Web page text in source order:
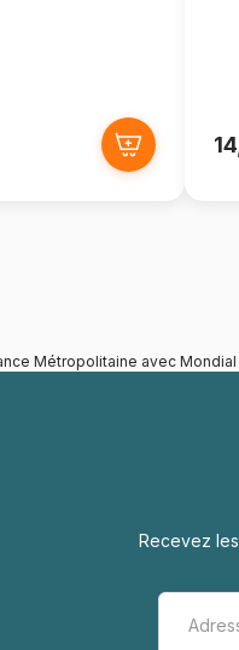
Métropolitaine avec Mondial
Recevez